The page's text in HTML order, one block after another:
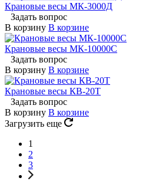
Крановые весы МК-3000Д
Задать вопрос
В корзину В корзине
Крановые весы МК-10000С
Задать вопрос
В корзину В корзине
Крановые весы КВ-20Т
Задать вопрос
В корзину В корзине
Загрузить еще
1
2
3